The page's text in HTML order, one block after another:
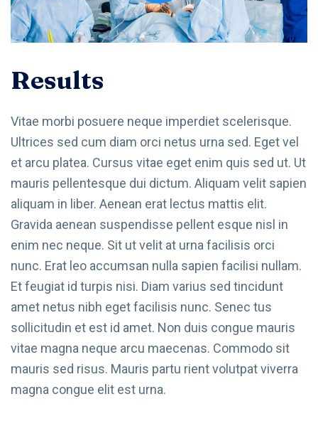
Results
Vitae morbi posuere neque imperdiet scelerisque.
Ultrices sed cum diam orci netus urna sed. Eget vel
et arcu platea. Cursus vitae eget enim quis sed ut. Ut
mauris pellentesque dui dictum. Aliquam velit sapien
aliquam in liber. Aenean erat lectus mattis elit.
Gravida aenean suspendisse pellent esque nisl in
enim nec neque. Sit ut velit at urna facilisis orci
nunc. Erat leo accumsan nulla sapien facilisi nullam.
Et feugiat id turpis nisi. Diam varius sed tincidunt
amet netus nibh eget facilisis nunc. Senec tus
sollicitudin et est id amet. Non duis congue mauris
vitae magna neque arcu maecenas. Commodo sit
mauris sed risus. Mauris partu rient volutpat viverra
magna congue elit est urna.